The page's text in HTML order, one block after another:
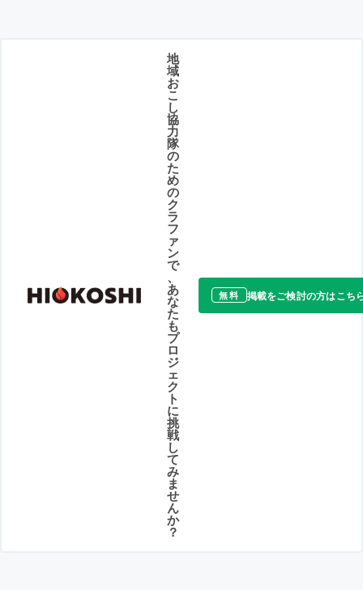
地
域
お
こ
し
協
力
隊
の
た
め
の
ク
ラ
フ
ァ
ン
で
、
あ
な
た
も
プ
ロ
ジ
ェ
ク
ト
に
挑
戦
し
て
み
ま
せ
ん
か
？
無料 掲載をご検討の方はこち